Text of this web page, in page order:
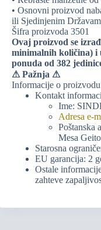
• Osnovni proizvod
ili Sjedinjenim
Šifra proizvoda 3501
Ovaj proizvod se
minimalnih količina) i
ponuda od 382
⚠ Pažnja ⚠
Informacije o
Kontakt
Ime:
Adresa e-
Poštanska
Mesa
Starosna
EU garancija: 2
Ostale
zahteve